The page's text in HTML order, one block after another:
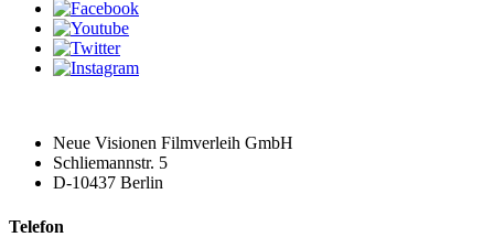
Neue Visionen Filmverleih GmbH
Schliemannstr. 5
D-10437 Berlin
Telefon